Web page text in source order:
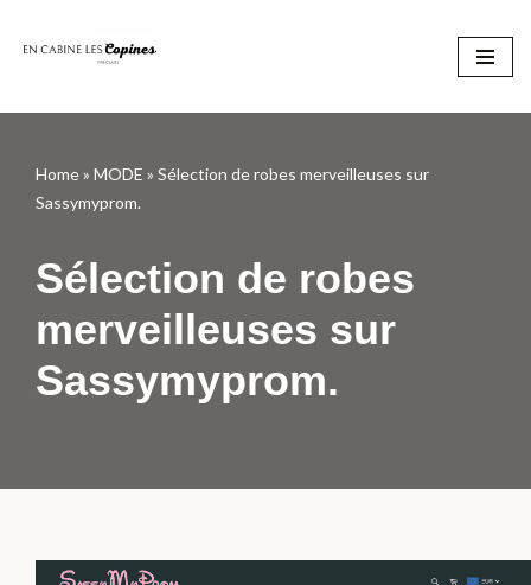
Home» MODE » Sélection de robes merveilleuses sur
Sassymyprom.
Sélection de robes
merveilleuses sur
Sassymyprom.